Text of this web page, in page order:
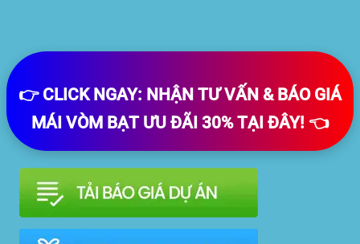
👉 CLICK NGAY: NHẬN TƯ VẤN & BÁO GIÁ
MÁI VÒM BẠT ƯU ĐÃI 30% TẠI ĐÂY! 👈